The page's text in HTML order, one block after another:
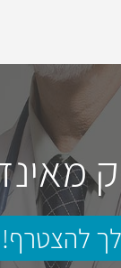
לך להצטרף!